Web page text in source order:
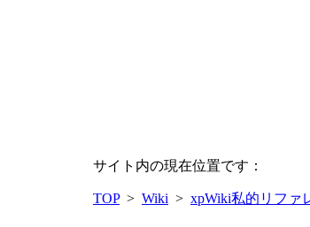
サイト内の現在位置です：
TOP> Wiki > xpWiki私的リファ